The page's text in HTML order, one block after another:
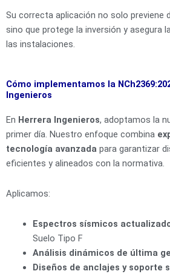
Su correcta aplicación no solo previene
sino que protege la inversión y asegura
las instalaciones.
Cómo implementamos la
Ingenieros
En Herrera Ingenieros, adoptamos la
primer día. Nuestro enfoque combina
tecnología avanzada para garantizar
eficientes y alineados con la normativa.
Aplicamos:
Espectros sísmicos
Suelo Tipo F
Análisis dinámicos de última
Diseños de anclajes y soporte